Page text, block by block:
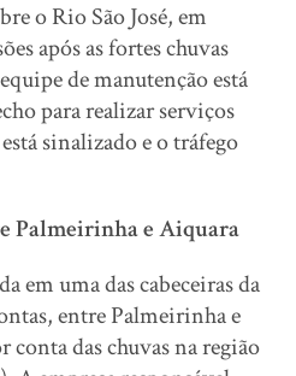
o Rio São José, em
após as fortes chuvas
de manutenção está
para realizar serviços
sinalizado e o tráfego
Palmeirinha e Aiquara
em uma das cabeceiras da
entre Palmeirinha e
das chuvas na região